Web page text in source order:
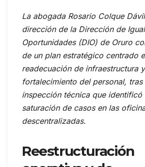
La abogada Rosario Colque
dirección de la Dirección de
Oportunidades (DIO) de Oruro
de un plan estratégico centrado
readecuación de infraestructura
fortalecimiento del personal, tras
inspección técnica que identificó
saturación de casos en las
descentralizadas.
Reestructuración